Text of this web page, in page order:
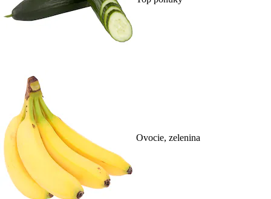
Ovocie, zelenina